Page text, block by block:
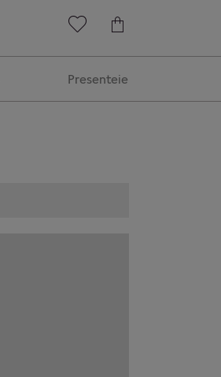
Presenteie